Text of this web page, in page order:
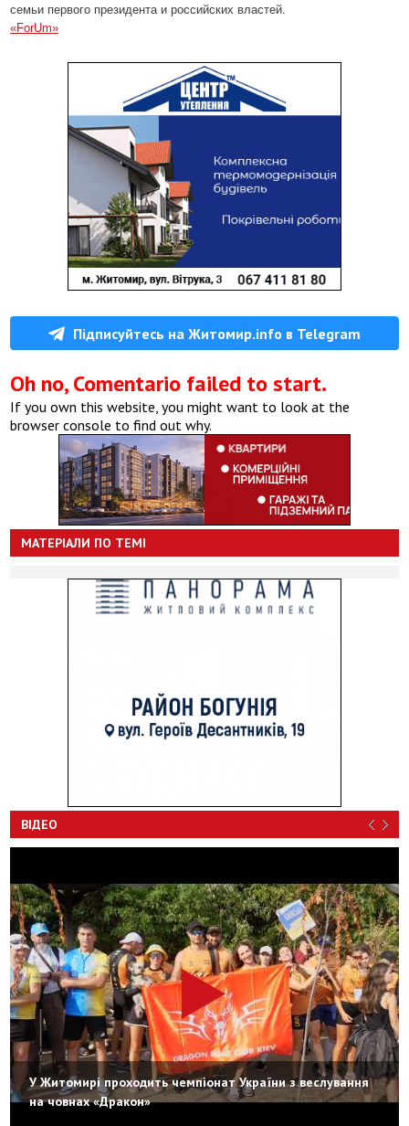
семьи первого президента и российских властей.
«ForUm»
Підписуйтесь на Житомир.info в Telegram
Oh no, Comentario failed to start.
If you own this website, you might want to look at the
browser console to find out why.
МАТЕРІАЛИ ПО ТЕМІ
ВІДЕО
У Житомирі проходить чемпіонат України з веслування
на човнах «Дракон»